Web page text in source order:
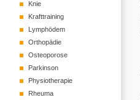
Knie
Krafttraining
Lymphödem
Orthopädie
Osteoporose
Parkinson
Physiotherapie
Rheuma